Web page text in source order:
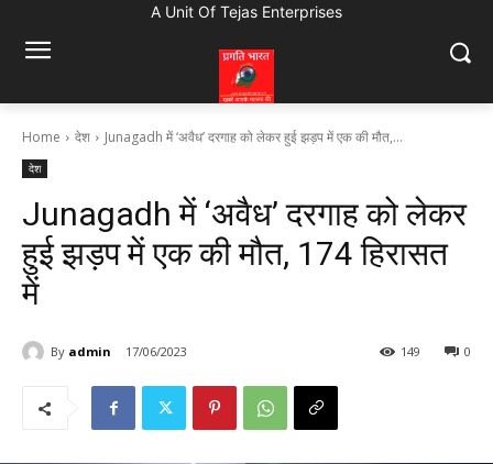
A Unit Of Tejas Enterprises
Home देश Junagadh में ‘अवैध’ दरगाह को लेकर हुई झड़प में एक की मौत,...
देश
Junagadh में ‘अवैध’ दरगाह को लेकर
हुई झड़प में एक की मौत, 174 हिरासत
में
By admin 17/06/2023 0
149